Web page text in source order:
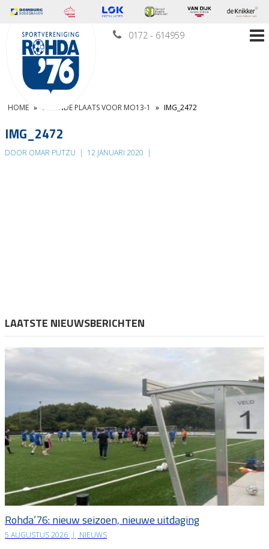
0172 - 614959
HOME » ZEVENDE PLAATS VOOR MO13-1 » IMG_2472
IMG_2472
DOOR OMAR PUTZU | 12 JANUARI 2020 |
LAATSTE NIEUWSBERICHTEN
Rohda’76: nieuw seizoen, nieuwe uitdaging
5 AUGUSTUS 2026 | NIEUWS